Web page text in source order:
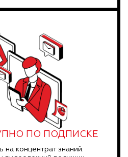
ПО ПОДПИСКЕ
на концентрат знаний.